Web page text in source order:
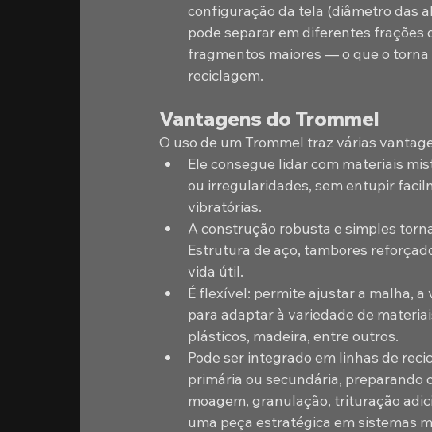
configuração da tela (diâmetro das
pode separar em diferentes
fragmentos maiores — o que o
reciclagem.
Vantagens do Trommel
O uso de um Trommel traz várias
Ele consegue lidar com materiais
ou irregularidades, sem entupir
vibratórias.
A construção robusta e simples
Estrutura de aço, tambores
vida útil.
É flexível: permite ajustar a malha,
para adaptar à variedade de
plásticos, madeira, entre outros.
Pode ser integrado em linhas de
primária ou secundária, preparando
moagem, granulação, trituração
uma peça estratégica em sistemas